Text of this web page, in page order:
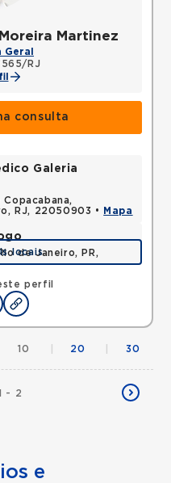
Martinez
Geral
RJ
consulta
perfil
Galeria
RJ, 22050903 •
Mapa
de Janeiro, PR,
locais
- 2
10 20 30
e